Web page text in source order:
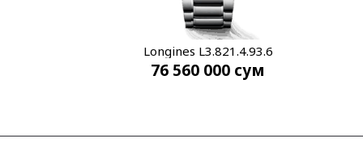
Longines L3.821.4.93.6
76 560 000 сум